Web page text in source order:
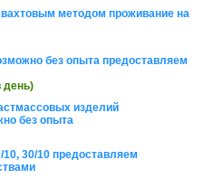
методом проживание на
без опыта предоставляем
день)
изделий
без опыта
30/10 предоставляем